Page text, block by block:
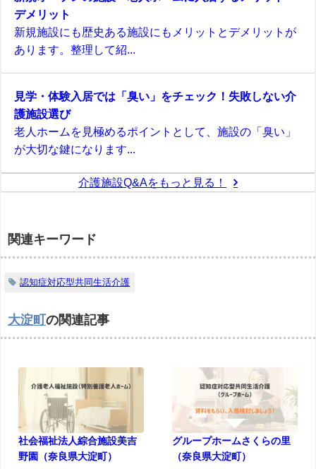
デメリット
新規施設にも歴史ある施設にもメリットとデメリットが
あります。整理して紹...
見学・体験入居では「臭い」をチェック！失敗しない介
護施設選び
老人ホームを見極めるポイントとして、施設の「臭い」
が大切な鍵になります...
介護施設Q&Aをもっと見る！
関連キーワード
認知症対応型共同生活介護
大淀町 の関連記事
社会福祉法人綜合施設美吉
野園（奈良県大淀町）
グループホームさくらの里
（奈良県大淀町）